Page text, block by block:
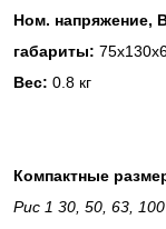
Ном. напряжение,
габариты:
Вес: 0.8кг
Компактные
Рис 1 30, 50, 63,